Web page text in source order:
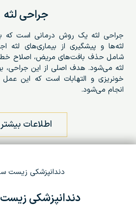
جراحی لثه
جراحی لثه یک روش درمانی است که
لثه‌ها و پیشگیری از بیماری‌های لثه
شامل حذف بافت‌های مریض، اصلاح خط
لثه می‌شود. هدف اصلی از این جراحی،
خونریزی و التهابات است که این عمل
انجام می‌شود.
اطلاعات بیشتر
دندانپزشکی زیست
دندانپزشکی زیست